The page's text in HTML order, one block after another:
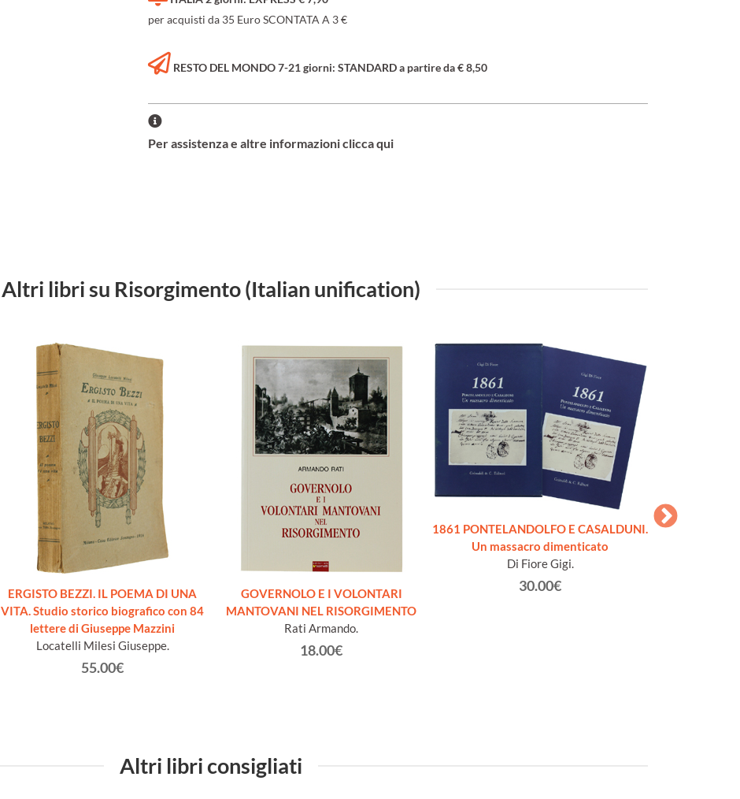
per acquisti da 35 Euro SCONTATA A 3 €
RESTO DEL MONDO 7-21 giorni: STANDARD a partire da € 8,50
Per assistenza e altre informazioni clicca qui
Altri libri su Risorgimento (Italian unification)
ERGISTO BEZZI. IL POEMA DI UNA
VITA. Studio storico biografico con 84
lettere di Giuseppe Mazzini
Locatelli Milesi Giuseppe.
55.00€
GOVERNOLO E I VOLONTARI
MANTOVANI NEL RISORGIMENTO
Rati Armando.
18.00€
1861 PONTELANDOLFO E CASALDUNI.
Un massacro dimenticato
Di Fiore Gigi.
30.00€
Altri libri consigliati